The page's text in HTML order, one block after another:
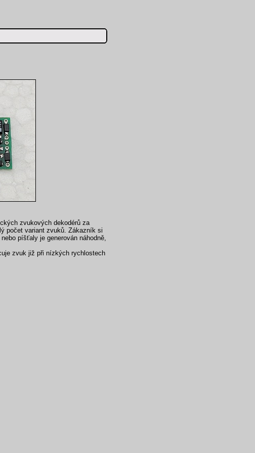
zvukových dekodérů za
počet variant zvuků. Zákazník si
píšťaly je generován náhodně,
zvuk již při nízkých rychlostech